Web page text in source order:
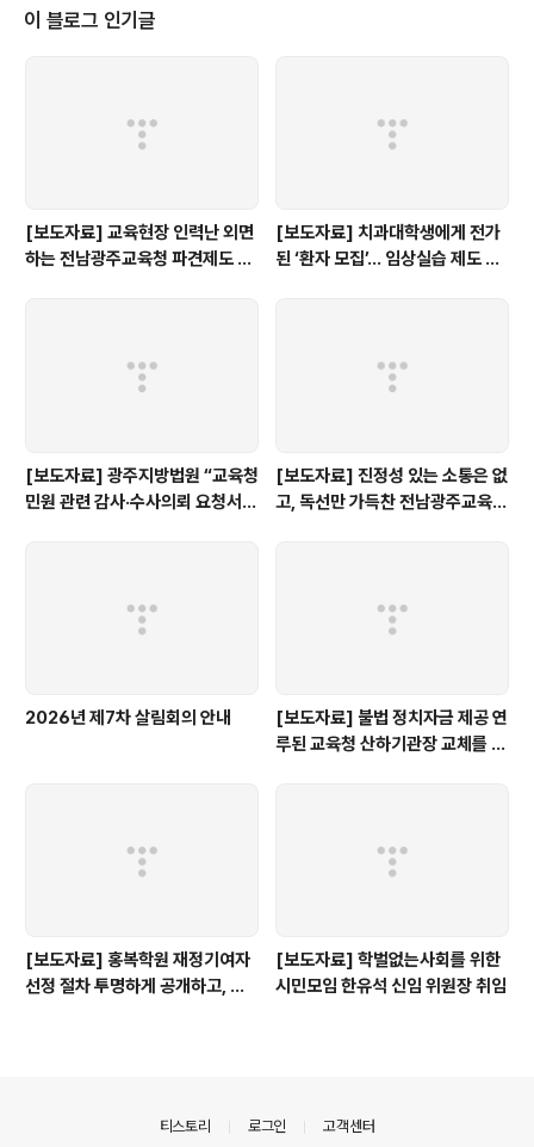
해 왔다. 또한, 1인당 60만 5천 원의 교육비를 징수하면서도 교육당국에게 어
떠한 등록이나 신고조차 하지 않은 것으로 드러났는데, 이는 명백한 실정법 위
이 블로그 인기글
[보도자료] 교육현장 인력난 외면
하는 전남광주교육청 파견제도 재
[보도자료] 치과대학생에게 전가
된 ‘환자 모집’… 임상실습 제도 개
[보도자료] 광주지방법원 “교육청
민원 관련 감사·수사의뢰 요청서,
[보도자료] 진정성 있는 소통은 없
고, 독선만 가득찬 전남광주교육감
2026년 제7차 살림회의 안내
[보도자료] 불법 정치자금 제공 연
루된 교육청 산하기관장 교체를 촉
[보도자료] 홍복학원 재정기여자
선정 절차 투명하게 공개하고, 철
[보도자료] 학벌없는사회를 위한
시민모임 한유석 신임 위원장 취임
티스토리 로그인 고객센터